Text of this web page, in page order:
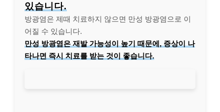
있습니다.
방광염은 제때 치료하지 않으면 만성 방광염으로 이
어질 수 있습니다.
만성 방광염은 재발 가능성이 높기 때문에, 증상이 나
타나면 즉시 치료를 받는 것이 좋습니다.